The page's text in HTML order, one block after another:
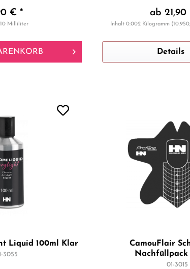
€ *
10 Milliliter
ab 21,90
Inhalt 0.002 Kilogramm
Details
Liquid 100ml Klar
3055
CamouFlair
Nachfüllpack
01-3015